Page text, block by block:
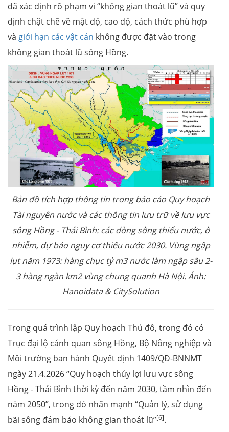
đã xác định rõ phạm vi “không gian thoát lũ” và quy
định chặt chẽ về mật độ, cao độ, cách thức phù hợp
và giới hạn các vật cản không được đặt vào trong
không gian thoát lũ sông Hồng.
Bản đồ tích hợp thông tin trong báo cáo Quy hoạch
Tài nguyên nước và các thông tin lưu trữ về lưu vực
sông Hồng - Thái Bình: các dòng sông thiếu nước, ô
nhiễm, dự báo nguy cơ thiếu nước 2030. Vùng ngập
lụt năm 1973: hàng chục tỷ m3 nước làm ngập sâu 2-
3 hàng ngàn km2 vùng chung quanh Hà Nội. Ảnh:
Hanoidata & CitySolution
Trong quá trình lập Quy hoạch Thủ đô, trong đó có
Trục đại lộ cảnh quan sông Hồng, Bộ Nông nghiệp và
Môi trường ban hành Quyết định 1409/QĐ-BNNMT
ngày 21.4.2026 “Quy hoạch thủy lợi lưu vực sông
Hồng - Thái Bình thời kỳ đến năm 2030, tầm nhìn đến
năm 2050”, trong đó nhấn mạnh “Quản lý, sử dụng
bãi sông đảm bảo không gian thoát lũ”[6].